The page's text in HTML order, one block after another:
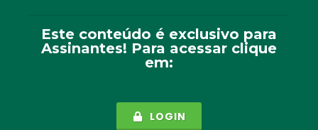
Este conteúdo é exclusivo para
Assinantes! Para acessar clique
em:
LOGIN